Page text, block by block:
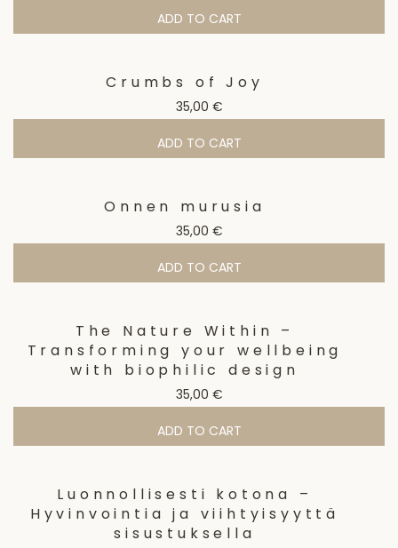
ADD TO CART
Crumbs of Joy
35,00 €
ADD TO CART
Onnen murusia
35,00 €
ADD TO CART
The Nature Within –
Transforming your wellbeing
with biophilic design
35,00 €
ADD TO CART
Luonnollisesti kotona –
Hyvinvointia ja viihtyisyyttä
sisustuksella